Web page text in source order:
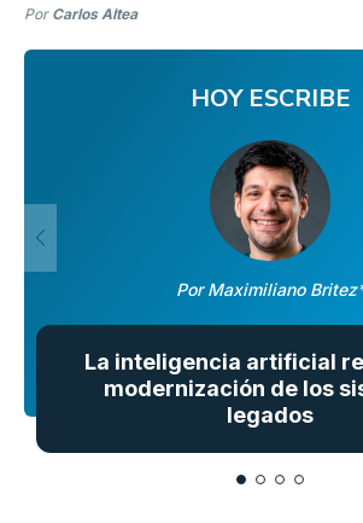
Por Carlos Altea
La inteligencia artificial
modernización de los
legados
HOY ESCRIBE
Por Maximiliano